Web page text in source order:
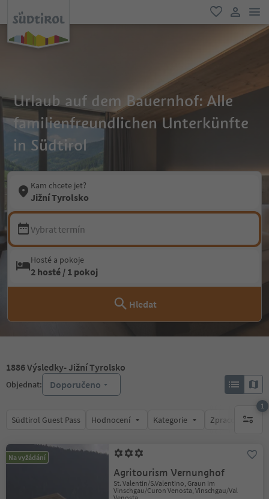
oblíbené
Urlaub auf dem Bauernhof: Alle
familienfreundlichen Unterkünfte
in Südtirol
Kam chcete jet?
Jižní Tyrolsko
Vybrat termín
Hosté a pokoje
2 hosté / 1 pokoj
Hledat
1886Výsledky- Jižní Tyrolsko
Objednat: Doporučeno
Südtirol Guest Pass Hodnocení Kategorie Zpracovává
1
1
Na vyžádání
Agritourism Vernunghof
St. Valentin/S.Valentino, Graun im
Vinschgau/Curon Venosta, Vinschgau/Val